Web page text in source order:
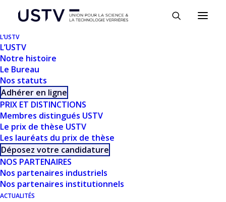
L’USTV
L’USTV
Notre histoire
Le Bureau
Nos statuts
Adhérer en ligne
PRIX ET DISTINCTIONS
Membres distingués USTV
Le prix de thèse USTV
Les lauréats du prix de thèse
Déposez votre candidature
NOS PARTENAIRES
Nos partenaires industriels
Nos partenaires institutionnels
ACTUALITÉS
TÉLÉCHARGER
Télécharger